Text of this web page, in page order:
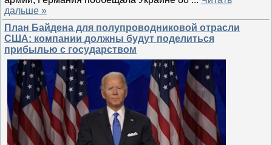
дальше »
План Байдена для полупроводниковой отрасли
США: компании должны будут поделиться
прибылью с государством